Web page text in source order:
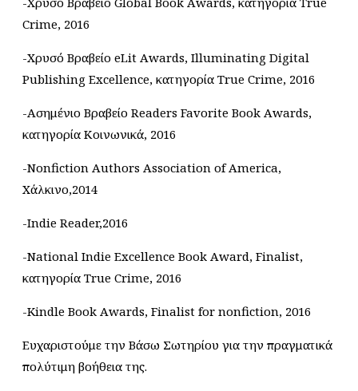
Crime, 2016
-Χρυσό Βραβείο eLit Awards, Illuminating Digital
Publishing Excellence, κατηγορία True Crime, 2016
-Ασημένιο Βραβείο Readers Favorite Book Awards,
κατηγορία Κοινωνικά, 2016
-Nonfiction Authors Association of America,
Χάλκινο,2014
-Indie Reader,2016
-National Indie Excellence Book Award, Finalist,
κατηγορία True Crime, 2016
-Kindle Book Awards, Finalist for nonfiction, 2016
Ευχαριστούμε την Βάσω Σωτηρίου για την πραγματικά
πολύτιμη βοήθεια της.